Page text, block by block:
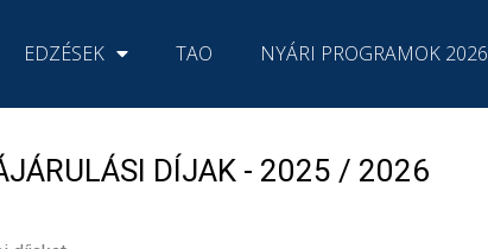
EDZÉSEK TAO NYÁRI PROGRAMOK 2026
DÍJAK - 2025 / 2026